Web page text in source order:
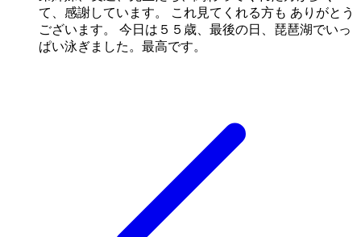
て、感謝しています。 これ見てくれる方も ありがとう
ございます。 今日は５５歳、最後の日、琵琶湖でいっ
ぱい泳ぎました。最高です。